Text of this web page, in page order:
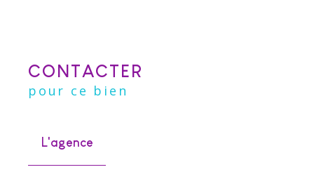
CONTACTER
pour ce bien
L'agence